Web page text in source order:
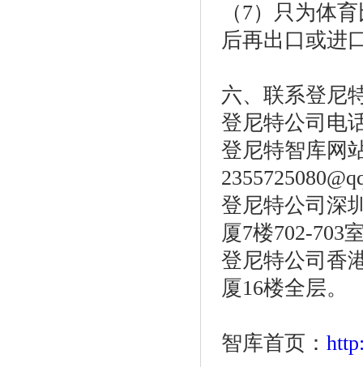
（7）只为体
后再出口或进
六、联系登尼
登尼特公司电
登尼特智库网
登尼特公司深
厦7楼702-703
登尼特公司香
厦16楼全层。
智库首页：